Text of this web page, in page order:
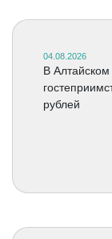
04.08.2026
В
рублей